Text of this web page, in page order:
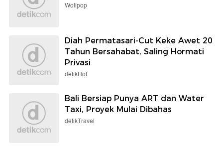
Wolipop
Diah Permatasari-Cut Keke Awet 20
Tahun Bersahabat, Saling Hormati
Privasi
detikHot
Bali Bersiap Punya ART dan Water
Taxi, Proyek Mulai Dibahas
detikTravel